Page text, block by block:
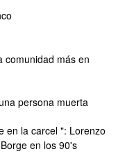
comunidad más en
persona muerta
en la carcel ": Lorenzo
en los 90's